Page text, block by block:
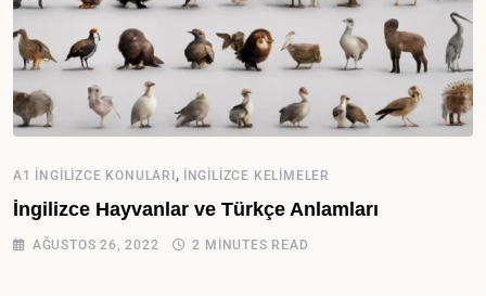
A1 İNGILIZCE KONULARI, İNGILIZCE KELIMELER
İngilizce Hayvanlar ve Türkçe Anlamları
AĞUSTOS 26, 2022 2 MINUTES READ